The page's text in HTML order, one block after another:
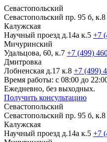
Севастопольский
Севастопольский пр. 95 б, к.8
Калужская
Научный проезд д.14а к.5 +7
Мичуринский
Удальцова, 60, к.7 +7 (499)
Дмитровка
Лобненская д.17 к.8 +7 (499)
Время работы: с 08:00 до
Ежедневно, без выходных.
Получить консультацию
Севастопольский
Севастопольский пр. 95 б, к.8
Калужская
Научный проезд д.14а к.5 +7